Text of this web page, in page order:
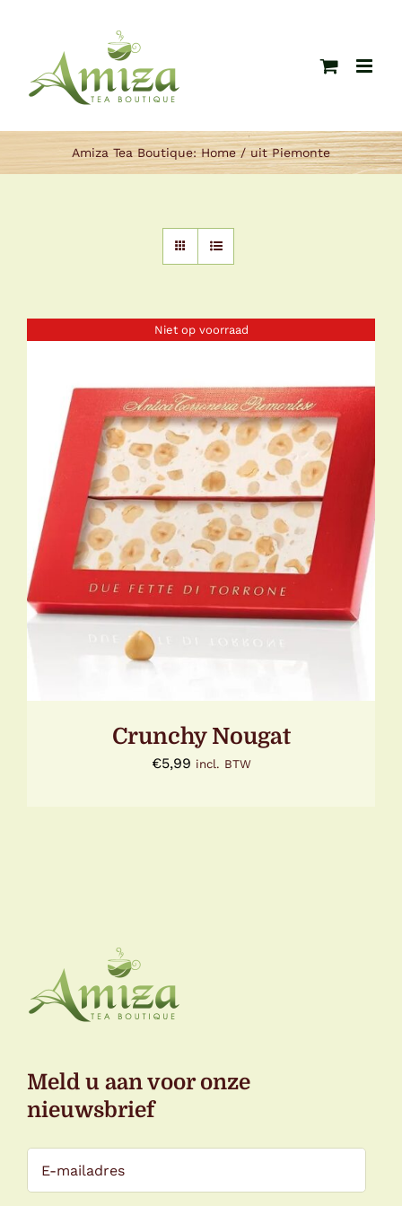
Amiza Tea Boutique: Home uit Piemonte
Niet op voorraad
DETAILS
Crunchy Nougat
€5,99 incl. BTW
Meld u aan voor onze
nieuwsbrief